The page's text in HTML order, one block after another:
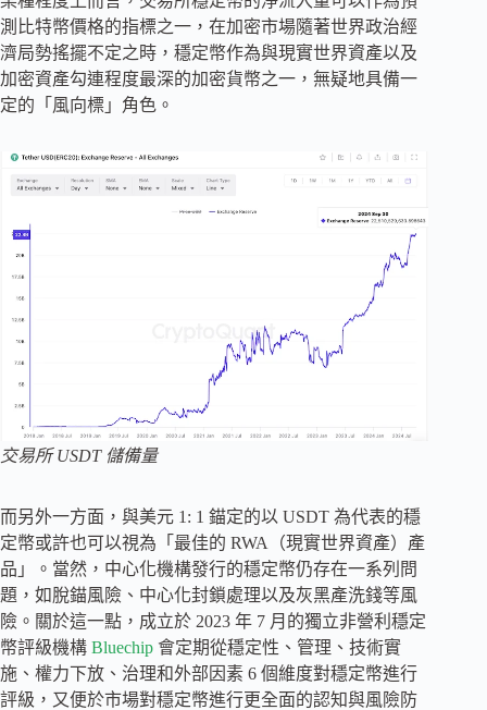
測比特幣價格的指標之一，在加密市場隨著世界政治經
濟局勢搖擺不定之時，穩定幣作為與現實世界資產以及
加密資產勾連程度最深的加密貨幣之一，無疑地具備一
定的「風向標」角色。
交易所 USDT 儲備量
而另外一方面，與美元 1: 1 錨定的以 USDT 為代表的穩
定幣或許也可以視為「最佳的 RWA（現實世界資產）產
品」。當然，中心化機構發行的穩定幣仍存在一系列問
題，如脫錨風險、中心化封鎖處理以及灰黑產洗錢等風
險。關於這一點，成立於 2023 年 7 月的獨立非營利穩定
幣評級機構 Bluechip 會定期從穩定性、管理、技術實
施、權力下放、治理和外部因素 6 個維度對穩定幣進行
評級，又便於市場對穩定幣進行更全面的認知與風險防